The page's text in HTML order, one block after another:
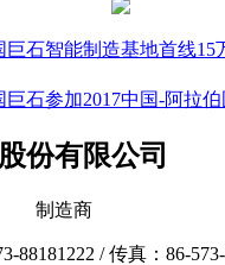
巨石智能制造基地首线15
巨石参加2017中国-阿拉
制造商
88181222 / 传真：86-